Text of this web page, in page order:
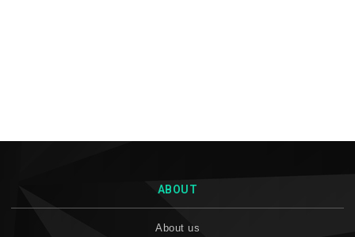
ABOUT
About us